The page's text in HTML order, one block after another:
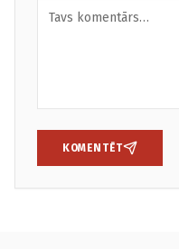
KOMENTĒT